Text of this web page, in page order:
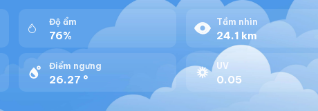
Độ ẩm
76%
Tầm nhìn
24.1 km
Điểm ngưng
26.27 °
UV
0.05